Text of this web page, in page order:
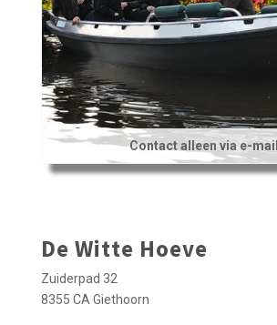
Contact alleen via e-mail
De Witte Hoeve
Zuiderpad 32
8355 CA Giethoorn